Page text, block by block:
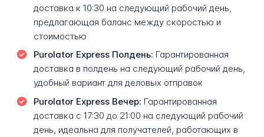
доставка к 10:30 на следующий рабочий день,
предлагающая баланс между скоростью и
стоимостью
Purolator Express Полдень: Гарантированная
доставка в полдень на следующий рабочий день,
удобный вариант для деловых отправок
Purolator Express Вечер: Гарантированная
доставка с 17:30 до 21:00 на следующий рабочий
день, идеальна для получателей, работающих в